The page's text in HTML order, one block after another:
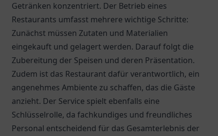
Getränken konzentriert. Der Betrieb eines
Restaurants umfasst mehrere wichtige Schritte:
Zunächst müssen Zutaten und Materialien
eingekauft und gelagert werden. Darauf folgt die
Zubereitung der Speisen und deren Präsentation.
Zudem ist das Restaurant dafür verantwortlich, ein
angenehmes Ambiente zu schaffen, das die Gäste
anzieht. Der Service spielt ebenfalls eine
Schlüsselrolle, da fachkundiges und freundliches
Personal entscheidend für das Gesamterlebnis der